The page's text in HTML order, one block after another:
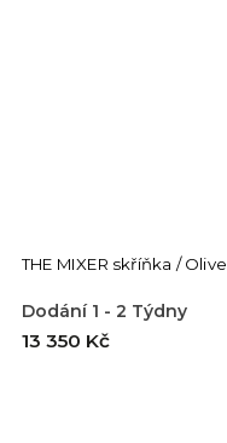
THE MIXER skříňka / Olive
Dodání 1 - 2 Týdny
13 350 Kč